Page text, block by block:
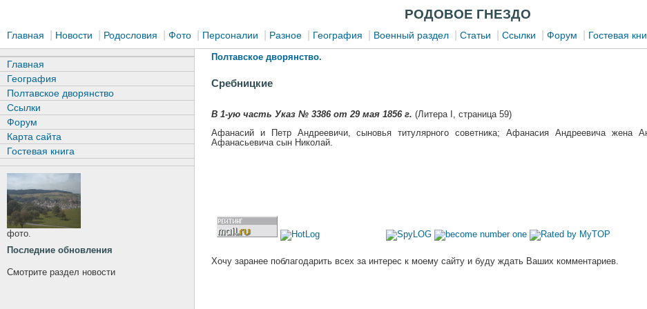
РОДОВОЕ ГНЕЗДО
Главная Новости Родословия Фото Персоналии Разное География Военный раздел Статьи Ссылки Форум Гостевая
Полтавское дворянство.
Сребницкие
В 1-ую часть Указ № 3386 от 29 мая 1856 г. (Литера I, страница 59)
Афанасий и Петр Андреевичи, сыновья титулярного советника; Афанасия Андреевича жена
Афанасьевича сын Николай.
Хочу заранее поблагодарить всех за интерес к моему сайту и буду ждать Ваших комментариев.
Главная
География
Полтавское дворянство
Ссылки
Форум
Карта сайта
Гостевая книга
фото.
Последние обновления
Смотрите раздел новости